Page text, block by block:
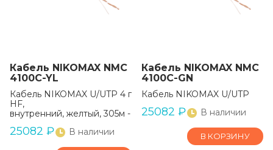
Кабель NIKOMAX NMC
4100C-YL
Кабель NIKOMAX U/UTP 4 пары, Кат.5e (Класс D), тест по
HF,
внутренний, желтый, 305м - гарантия: 5 лет / 15 лет
25082 ₽ В наличии
Кабель NIKOMAX NMC
4100C-GN
Кабель NIKOMAX U/UTP
25082 ₽ В наличии
В КОРЗИНУ